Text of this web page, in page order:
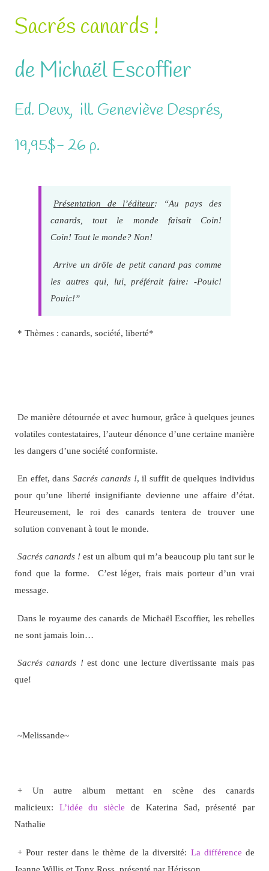
Sacrés canards !
de Michaël Escoffier
Ed. Deux, ill. Geneviève Després,
19,95$- 26 p.
Présentation de l’éditeur: “Au pays des
canards, tout le monde faisaitCoin!
Coin! Tout le monde? Non!
Arrive un drôle de petit canard pas comme
les autres qui, lui, préférait faire: -Pouic!
Pouic!”
* Thèmes : canards, société, liberté*
De manière détournée et avec humour, grâce à quelques jeunes
volatiles contestataires, l’auteur dénonce d’une certaine manière
les dangers d’une société conformiste.
En effet, dansSacrés canards !, il suffit de quelques individus
pour qu’une liberté insignifiante devienne une affaire d’état.
Heureusement, le roi des canards tentera de trouver une
solution convenant à tout le monde.
Sacrés canards !est un album qui m’a beaucoup plu tant sur le
fond que la forme. C’est léger, frais mais porteur d’un vrai
message.
Dans le royaume des canards de Michaël Escoffier, les rebelles
ne sont jamais loin…
Sacrés canards !est donc une lecture divertissante mais pas
que!
~Melissande~
+ Un autre album mettant en scène des canards
malicieux: L’idée du siècle de Katerina Sad, présenté par
Nathalie
+ Pour rester dans le thème de la diversité: La différence de
Jeanne Willis et Tony Ross, présenté par Hérisson